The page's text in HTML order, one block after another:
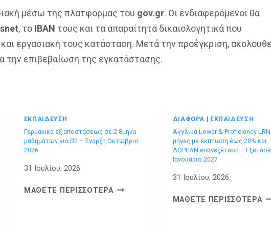
μέσω της πλατφόρμας του gov.gr. Οι ενδιαφερόμενοι θα
, το IBAN τους και τα απαραίτητα δικαιολογητικά που
εργασιακή τους κατάσταση. Μετά την προέγκριση,
την επιβεβαίωση της εγκατάστασης.
ΕΚΠΑΊΔΕΥΣΗ
Γερμανικά εξ αποστάσεως σε 2 8μηνα
μαθημάτων για Β2 – Έναρξη Οκτώβριο
2026
31 Ιουλίου, 2026
ΜΆΘΕΤΕ ΠΕΡΙΣΣΌΤΕΡΑ ΓΕΡΜΑΝΙΚΆ
ΔΙΆΦΟΡΑ | ΕΚΠΑΊΔΕΥΣΗ
Αγγλικά Lower & Proficiency
μήνες με έκπτωση έως 20% και
ΔΩΡΕΑΝ επανεξέταση –
Ιανουάριο 2027
31 Ιουλίου, 2026
ΜΆΘΕΤΕ ΠΕΡΙΣΣΌΤΕΡΑ